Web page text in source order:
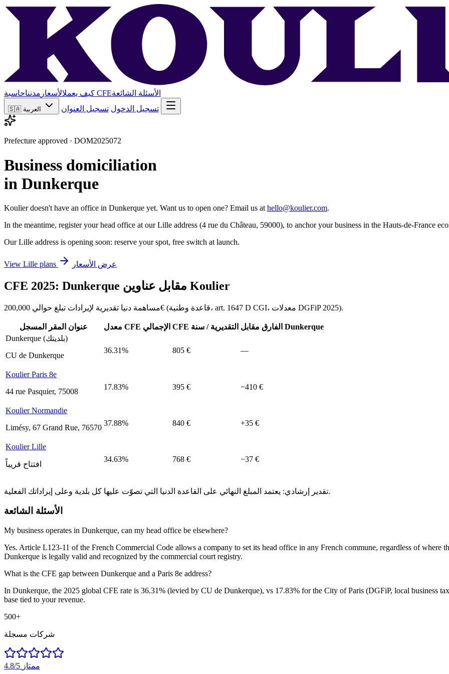
كيف يعملالأسعار مدننا حاسبة CFEالأسئلة الشائعة
🇸🇦 العربية تسجيل الدخول تسجيل العنوان
Prefecture approved · DOM2025072
Business domiciliation
in Dunkerque
Koulier doesn't have an office in Dunkerque yet. Want us to open one? Email us athello@koulier.com.
In the meantime, register your head office at our Lille address (4 rue du Château, 59000), to anchor your business in the Hauts-de-France
Our Lille address is opening soon: reserve your spot, free switch at launch.
View Lille plans عرض الأسعار
CFE 2025: Dunkerque مقابل عناوين Koulier
مساهمة دنيا تقديرية لإيرادات تبلغ حوالي 200,000€ (قاعدة وطنية، art. 1647 D CGI، معدلات DGFiP 2025).
عنوان المقر المسجل معدل CFE الإجمالي CFE التقديرية / سنة
الفارق مقابل Dunkerque
Dunkerque (بلديتك)
CU de Dunkerque
36.31% 805 € —
Koulier Paris 8e
44 rue Pasquier, 75008
17.83% 395 € −410 €
Koulier Normandie
Limésy, 67 Grand Rue, 76570
37.88% 840 € +35 €
Koulier Lille
افتتاح قريباً
34.63% 768 € −37 €
تقدير إرشادي: يعتمد المبلغ النهائي على القاعدة الدنيا التي تصوّت عليها كل بلدية وعلى إيراداتك الفعلية.
الأسئلة الشائعة
My business operates in Dunkerque, can my head office be elsewhere?
Yes. Article L123-11 of the French Commercial Code allows a company to set its head office in any French commune, regardless of where
Dunkerque is legally valid and recognized by the commercial court registry.
What is the CFE gap between Dunkerque and a Paris 8e address?
In Dunkerque, the 2025 global CFE rate is 36.31% (levied by CU de Dunkerque), vs 17.83% for the City of Paris (DGFiP, local business
base tied to your revenue.
500+
شركات مسجلة
4.8/5 ممتاز